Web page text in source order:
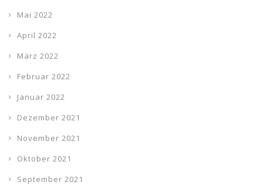
Mai 2022
April 2022
März 2022
Februar 2022
Januar 2022
Dezember 2021
November 2021
Oktober 2021
September 2021